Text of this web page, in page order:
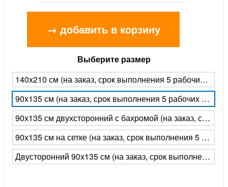
→ добавить в корзину
Выберите размер
140x210 см (на заказ, срок выполнения 5 рабочих дней)
90x135 см (на заказ, срок выполнения 5 рабочих дней)
90х135 см двухсторонний с бахромой (на заказ, срок выполнения 5 рабочих дней)
90х135 см на сетке (на заказ, срок выполнения 5 рабочих дней)
Двусторонний 90x135 см (на заказ, срок выполнения 5 рабочих дней)